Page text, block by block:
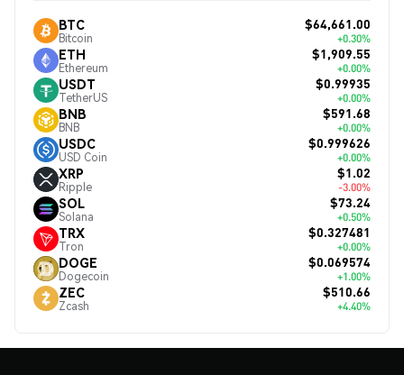
BTC
Bitcoin
$64,661.00
+0.30%
ETH
Ethereum
$1,909.55
+0.00%
USDT
TetherUS
$0.99935
+0.00%
BNB
BNB
$591.68
+0.00%
USDC
USD Coin
$0.999626
+0.00%
XRP
Ripple
$1.02
-3.00%
SOL
Solana
$73.24
+0.50%
TRX
Tron
$0.327481
+0.00%
DOGE
Dogecoin
$0.069574
+1.00%
ZEC
Zcash
$510.66
+4.40%